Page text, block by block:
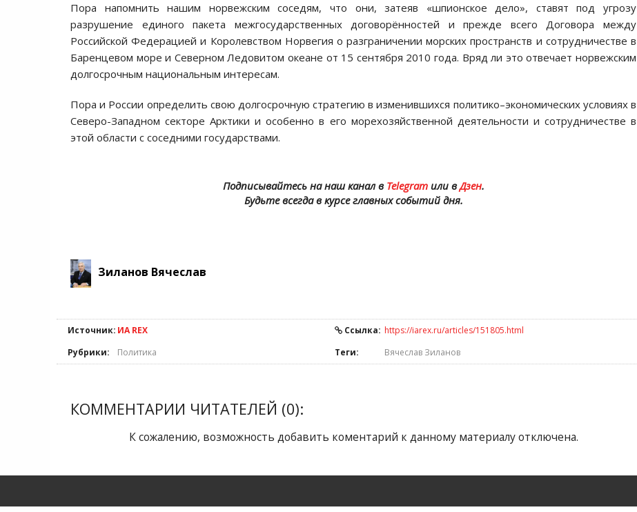
Пора напомнить нашим норвежским соседям, что они, затеяв «шпионское дело», ставят под угрозу
разрушение единого пакета межгосударственных договорённостей и прежде всего Договора между
Российской Федерацией и Королевством Норвегия о разграничении морских пространств и сотрудничестве в
Баренцевом море и Северном Ледовитом океане от 15 сентября 2010 года. Вряд ли это отвечает норвежским
долгосрочным национальным интересам.
Пора и России определить свою долгосрочную стратегию в изменившихся политико–экономических условиях в
Северо-Западном секторе Арктики и особенно в его морехозяйственной деятельности и сотрудничестве в
этой области с соседними государствами.
Подписывайтесь на наш канал в Telegramили вДзен.
Будьте всегда в курсе главных событий дня.
Зиланов Вячеслав
Источник: ИА REX Ссылка: https://iarex.ru/articles/151805.html
Рубрики:
Политика Теги: Вячеслав Зиланов
КОММЕНТАРИИ ЧИТАТЕЛЕЙ (0):
К сожалению, возможность добавить коментарий к данному материалу отключена.